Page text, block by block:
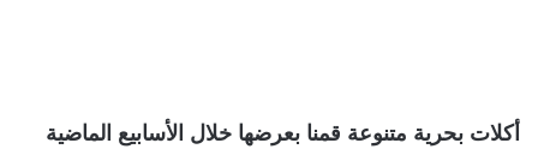
أكلات بحرية متنوعة قمنا بعرضها خلال الأسابيع الماضية